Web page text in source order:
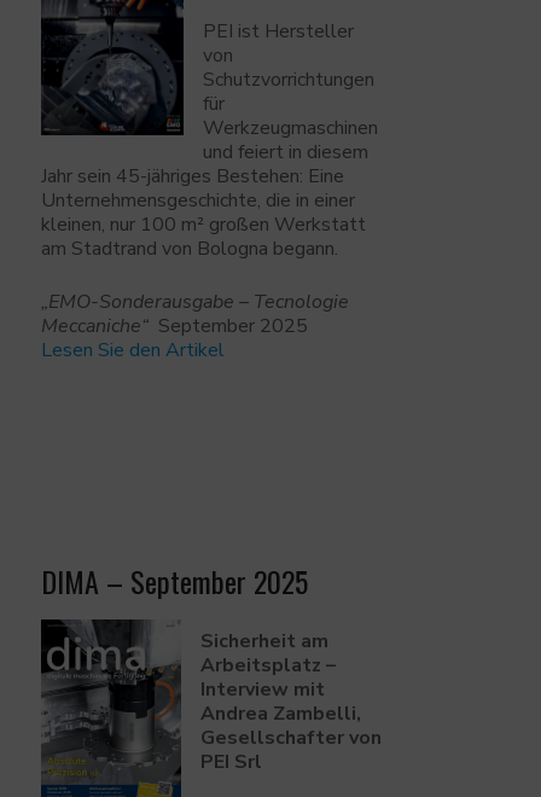
PEI ist Hersteller
von
Schutzvorrichtungen
für
Werkzeugmaschinen
und feiert in diesem
Jahr sein 45-jähriges Bestehen: Eine
Unternehmensgeschichte, die in einer
kleinen, nur 100 m² großen Werkstatt
am Stadtrand von Bologna begann.
„EMO-Sonderausgabe – Tecnologie
Meccaniche“September 2025
Lesen Sie den Artikel
DIMA – September 2025
Sicherheit am
Arbeitsplatz –
Interview mit
Andrea Zambelli,
Gesellschafter von
PEI Srl